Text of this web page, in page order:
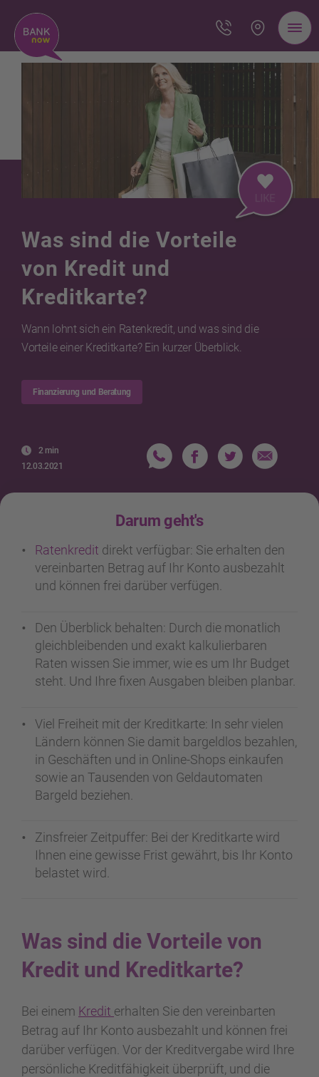
Was sind die Vorteile
von Kredit und
Kreditkarte?
Wann lohnt sich ein Ratenkredit, und was sind die
Vorteile einer Kreditkarte? Ein kurzer Überblick.
Finanzierung und Beratung
2 min
12.03.2021
Darum geht's
Ratenkredit direkt verfügbar: Sie erhalten den
vereinbarten Betrag auf Ihr Konto ausbezahlt
und können frei darüber verfügen.
Den Überblick behalten: Durch die monatlich
gleichbleibenden und exakt kalkulierbaren
Raten wissen Sie immer, wie es um Ihr Budget
steht. Und Ihre fixen Ausgaben bleiben planbar.
Viel Freiheit mit der Kreditkarte: In sehr vielen
Ländern können Sie damit bargeldlos bezahlen,
in Geschäften und in Online-Shops einkaufen
sowie an Tausenden von Geldautomaten
Bargeld beziehen.
Zinsfreier Zeitpuffer: Bei der Kreditkarte wird
Ihnen eine gewisse Frist gewährt, bis Ihr Konto
belastet wird.
Was sind die Vorteile von
Kredit und Kreditkarte?
Bei einem Kredit erhalten Sie den vereinbarten
Betrag auf Ihr Konto ausbezahlt und können frei
darüber verfügen. Vor der Kreditvergabe wird Ihre
persönliche Kreditfähigkeit überprüft, und die